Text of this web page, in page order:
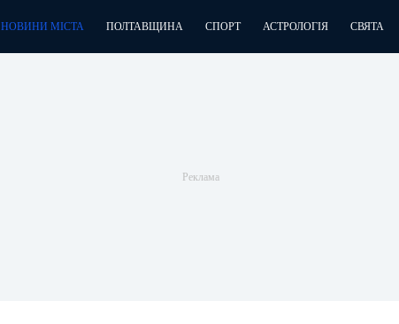
НОВИНИ МІСТА ПОЛТАВЩИНА СПОРТ АСТРОЛОГІЯ СВЯТА